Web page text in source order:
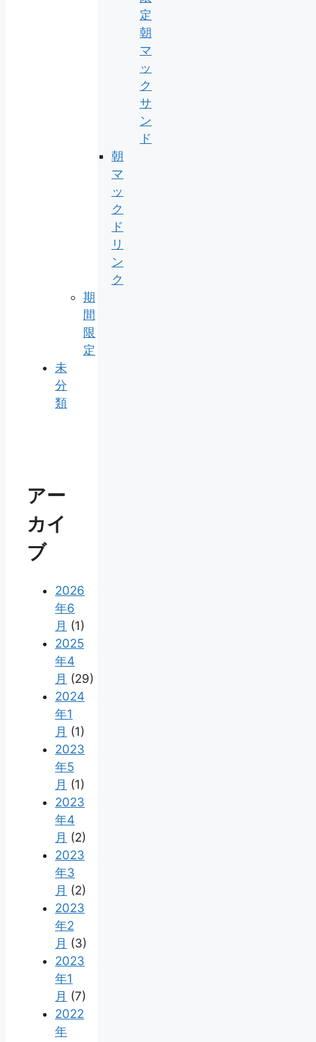
定
朝
マ
ッ
ク
サ
ン
ド
朝
マ
ッ
ク
ド
リ
ン
ク
期
間
限
定
未
分
類
アー
カイ
ブ
2026
年6
月 (1)
2025
年4
月 (29)
2024
年1
月 (1)
2023
年5
月 (1)
2023
年4
月 (2)
2023
年3
月 (2)
2023
年2
月 (3)
2023
年1
月 (7)
2022
年